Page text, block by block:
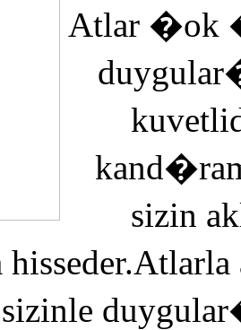
Atlar �ok
sizin
sizinle